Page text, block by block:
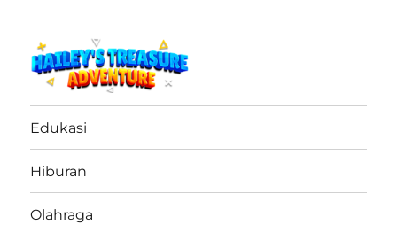
haileystreasureadventure.net
Edukasi
Hiburan
Olahraga